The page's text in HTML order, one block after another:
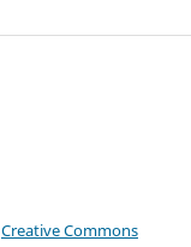
Creative Commons